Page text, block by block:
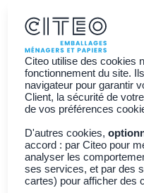
Citeo utilise des cookies
fonctionnement du site.
navigateur pour garantir
Client, la sécurité de
de vos préférences
D'autres cookies,
accord : par Citeo pour
analyser les
ses services, et par des
cartes) pour afficher des